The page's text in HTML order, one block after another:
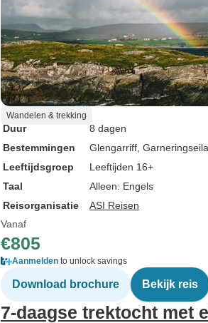
Wandelen & trekking
Duur
8 dagen
Bestemmingen
Glengarriff ,
Leeftijdsgroep
Leeftijden 16+
Taal
Alleen: Engels
Reisorganisatie
ASI Reisen
Vanaf
€805
Aanmelden to unlock savings
Download brochure Bekijk reis
7-daagse trektocht met